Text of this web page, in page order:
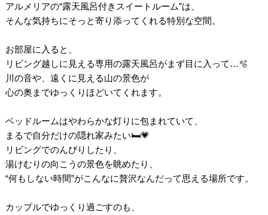
アルメリアの“露天風呂付きスイートルーム”は、
そんな気持ちにそっと寄り添ってくれる特別な空間。
お部屋に入ると、
リビング越しに見える専用の露天風呂がまず目に入って…🫧
川の音や、遠くに見える山の景色が
心の奥までゆっくりほどいてくれます。
ベッドルームはやわらかな灯りに包まれていて、
まるで自分だけの隠れ家みたい🛏️💗
リビングでのんびりしたり、
湯けむりの向こうの景色を眺めたり、
“何もしない時間”がこんなに贅沢なんだって思える場所です。
カップルでゆっくり過ごすのも、